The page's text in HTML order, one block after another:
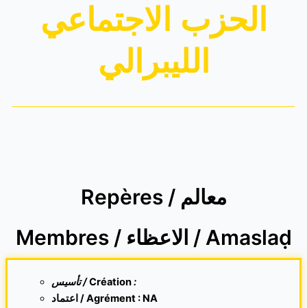
الحزب الاجتماعي
الليبرالي
Repères / معالم
Membres / الاعظاء / Amaslaḍ
تأسيس /Création:
اعتماد / Agrément : NA